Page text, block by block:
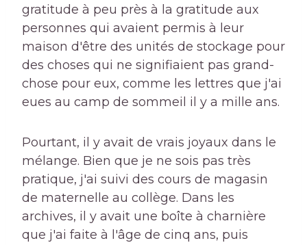
gratitude à peu près à la gratitude aux
personnes qui avaient permis à leur
maison d'être des unités de stockage pour
des choses qui ne signifiaient pas grand-
chose pour eux, comme les lettres que j'ai
eues au camp de sommeil il y a mille ans.
Pourtant, il y avait de vrais joyaux dans le
mélange. Bien que je ne sois pas très
pratique, j'ai suivi des cours de magasin
de maternelle au collège. Dans les
archives, il y avait une boîte à charnière
que j'ai faite à l'âge de cinq ans, puis